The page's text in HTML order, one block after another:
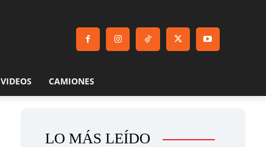
VIDEOS CAMIONES
LO MÁS LEÍDO